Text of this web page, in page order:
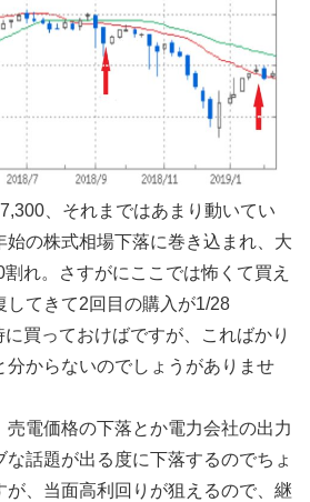
、それまではあまり動いてい
始の株式相場下落に巻き込まれ、大
れ。さすがにここでは怖くて買え
してきて2回目の購入が1/28
買っておけばですが、こればかり
分からないのでしょうがありませ
売電価格の下落とか電力会社の出力
話題が出る度に下落するのでちょ
が、当面高利回りが狙えるので、継